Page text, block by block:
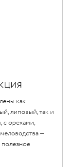
как
липовый, так и
с орехами,
—